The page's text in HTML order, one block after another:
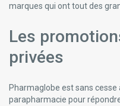
marques qui ont tout des
Les
privées
Pharmaglobe est sans cesse
parapharmacie pour